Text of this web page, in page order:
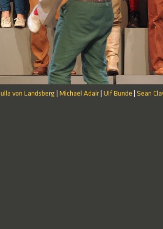
Julla von Landsberg Michael Adair Ulf Bunde
Sean